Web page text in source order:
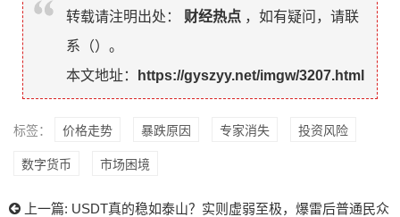
转载请注明出处： 财经热点 ，如有疑问，请联
系（）。
本文地址：
https://gyszyy.net/imgw/3207.html
标签： 价格走势 暴跌原因 专家消失 投资风险
数字货币 市场困境
上一篇: USDT真的稳如泰山？实则虚弱至极，爆雷后普通民众